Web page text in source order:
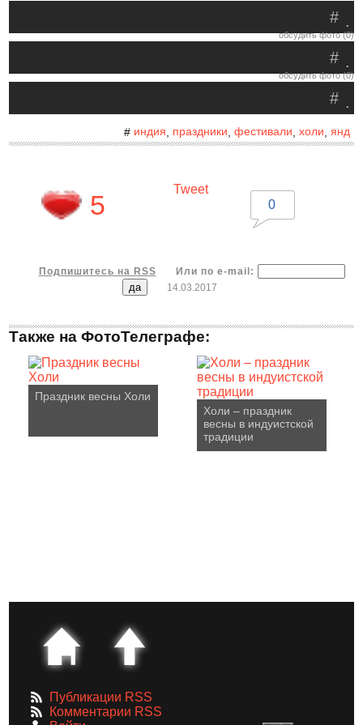
.
#
обсудить фото (0)
.
#
обсудить фото (0)
.
#
# индия праздники фестивали холи янд
5
Tweet
0
Подпишитесь на RSS
Или по e-mail:
14.03.2017
Также на ФотоТелеграфе:
Праздник весны Холи
Холи – праздник
весны в индуистской
традиции
Публикации RSS
Комментарии RSS